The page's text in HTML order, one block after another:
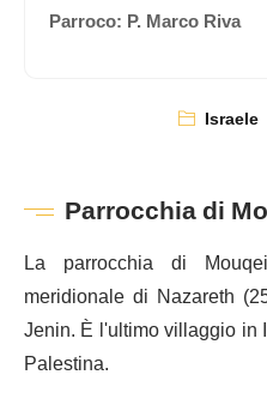
Israele
Parrocchia di
La parrocchia di
meridionale di Nazareth
Jenin. È l'ultimo villaggio
Palestina.
Parroco: P. Marco Riva